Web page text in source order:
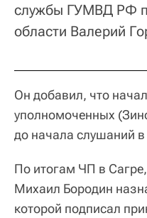
службы ГУМВД РФ
области Валерий
Он добавил, что
уполномоченных
до начала слушаний в
По итогам ЧП в
Михаил Бородин
которой подписал